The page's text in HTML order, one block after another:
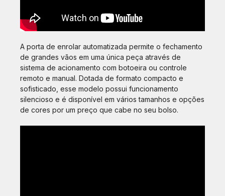
A porta de enrolar automatizada permite o fechamento
de grandes vãos em uma única peça através de
sistema de acionamento com botoeira ou controle
remoto e manual. Dotada de formato compacto e
sofisticado, esse modelo possui funcionamento
silencioso e é disponível em vários tamanhos e opções
de cores por um preço que cabe no seu bolso.